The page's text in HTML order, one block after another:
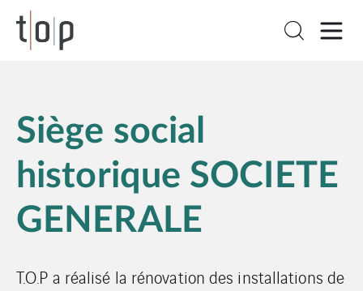
Siège social
historique SOCIETE
GENERALE
T.O.P a réalisé la rénovation des installations de